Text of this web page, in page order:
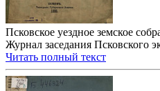
Псковское уездное земское
Журнал заседания Псковского
Читать полный текст